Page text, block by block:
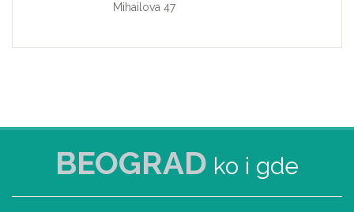
Mihailova 47
BEOGRAD ko i gde